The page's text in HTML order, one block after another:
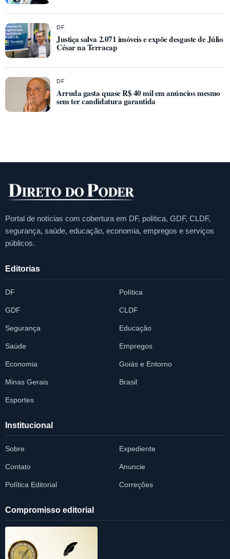
DF
Justiça salva 2.071 imóveis e expõe desgaste de Júlio
César na Terracap
DF
Arruda gasta quase R$ 40 mil em anúncios mesmo
sem ter candidatura garantida
Portal de notícias com cobertura em DF, política, GDF, CLDF,
segurança, saúde, educação, economia, empregos e serviços
públicos.
Editorias
DF Política
GDF CLDF
Segurança Educação
Saúde Empregos
Economia Goiás e Entorno
Minas Gerais Brasil
Esportes
Institucional
Sobre Expediente
Contato Anuncie
Política Editorial Correções
Compromisso editorial